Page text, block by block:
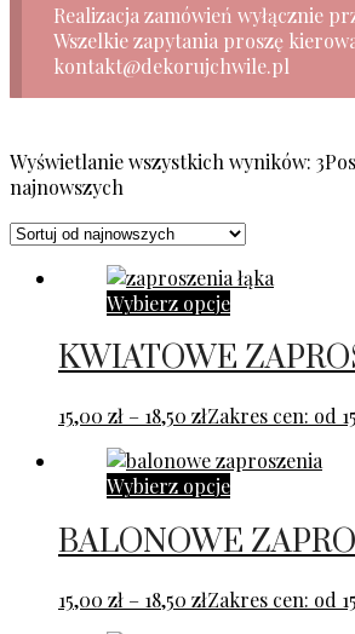
Realizacja zamówień wyłącznie
Wszelkie zapytania proszę
kontakt@dekorujchwile.pl
Wyświetlanie wszystkich wyników: 3
najnowszych
Wybierz opcje
KWIATOWE
15,00 zł – 18,50 złZakres cen: od
Wybierz opcje
BALONOWE
15,00 zł – 18,50 złZakres cen: od